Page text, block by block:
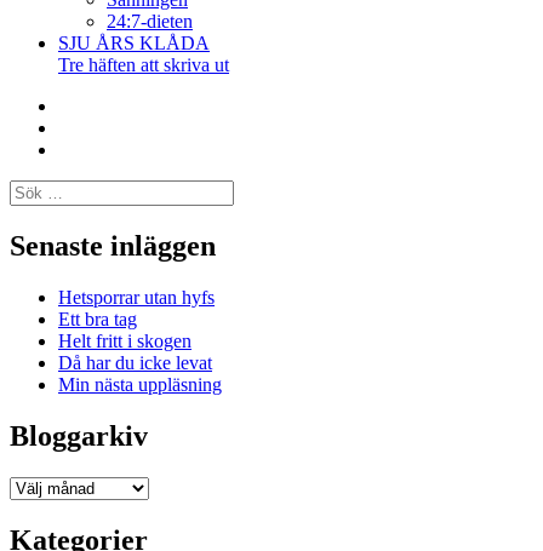
24:7-dieten
SJU ÅRS KLÅDA
Tre häften att skriva ut
Sök
efter:
Senaste inläggen
Hetsporrar utan hyfs
Ett bra tag
Helt fritt i skogen
Då har du icke levat
Min nästa uppläsning
Bloggarkiv
Bloggarkiv
Kategorier